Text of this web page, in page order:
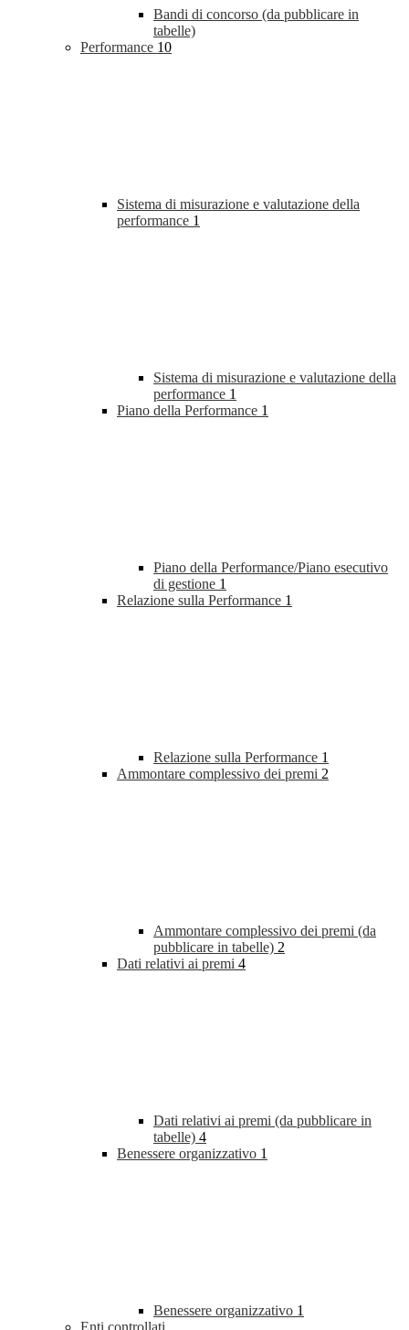
Bandi di concorso (da pubblicare in
tabelle)
Performance 10
Sistema di misurazione e valutazione della
performance 1
Sistema di misurazione e valutazione della
performance 1
Piano della Performance 1
Piano della Performance/Piano esecutivo
di gestione 1
Relazione sulla Performance 1
Relazione sulla Performance 1
Ammontare complessivo dei premi 2
Ammontare complessivo dei premi (da
pubblicare in tabelle) 2
Dati relativi ai premi 4
Dati relativi ai premi (da pubblicare in
tabelle) 4
Benessere organizzativo 1
Benessere organizzativo 1